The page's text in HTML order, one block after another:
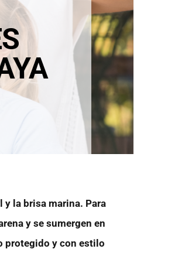
la brisa marina. Para
y se sumergen en
protegido y con estilo